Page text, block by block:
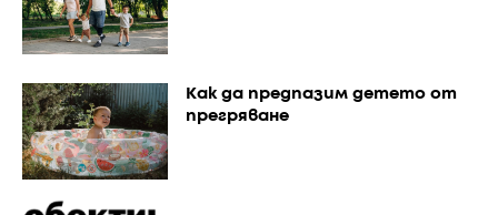
Как да предпазим детето от
прегряване